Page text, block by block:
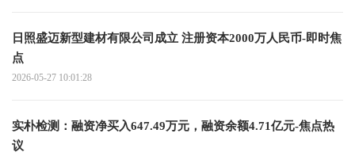
日照盛迈新型建材有限公司成立 注册资本2000万人民币-即时焦
点
2026-05-27 10:01:28
实朴检测：融资净买入647.49万元，融资余额4.71亿元-焦点热
议